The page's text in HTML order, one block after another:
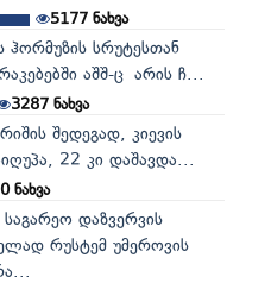
5177 ნახვა
ჰორმუზის სრუტესთან
აშშ-ც არის ჩ...
3287ნახვა
შედეგად, კიევის
22 კი დაშავდა...
ნახვა
დაზვერვის
რუსტემ უმეროვის